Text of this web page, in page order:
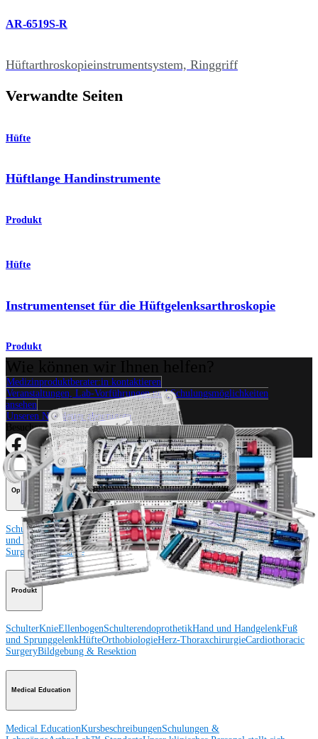
AR-6519S-R
Hüftarthroskopieinstrumentsystem, Ringgriff
Verwandte Seiten
Hüfte
Hüftlange Handinstrumente
Produkt
Hüfte
Instrumentenset für die Hüftgelenksarthroskopie
Produkt
Medizinproduktberater:in kontaktieren
Veranstaltungen, Lab-Vorführungen und Schulungsmöglichkeiten
ansehen
Unseren Newsletter abonnieren
Besuchen Sie uns
Operationsverfahren
SchulterKnieEllenbogenSchulterendoprothetikHand und HandgelenkFuß
und SprunggelenkTraumaHüfteOrthobiologieCardiothoracic
SurgeryWirbelsäule
Produkt
SchulterKnieEllenbogenSchulterendoprothetikHand und HandgelenkFuß
und SprunggelenkHüfteOrthobiologieHerz-ThoraxchirurgieCardiothoracic
SurgeryBildgebung & Resektion
Medical Education
Medical EducationKursbeschreibungenSchulungen &